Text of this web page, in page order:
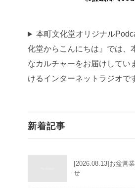
本町文化堂オリジナル
化堂からこんにちは』では、
なカルチャーをお届けしてい
けるインターネットラジオで
新着記事
[2026.08.13]お盆営
せ